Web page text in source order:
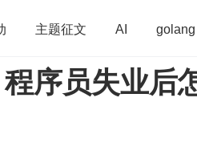
主题征文 AI golang
算法 学习方法
序员失业后